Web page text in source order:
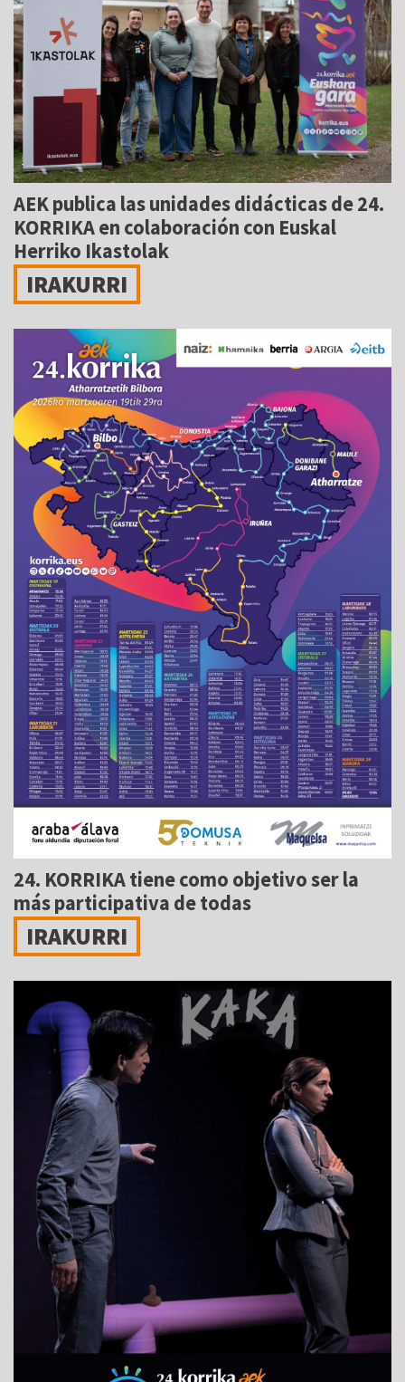
AEK publica las unidades didácticas de 24.
KORRIKA en colaboración con Euskal
Herriko Ikastolak
IRAKURRI
24. KORRIKA tiene como objetivo ser la
más participativa de todas
IRAKURRI